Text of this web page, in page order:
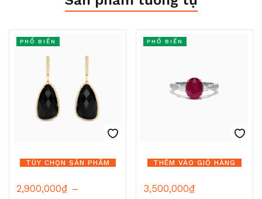
TÙY CHỌN SẢN PHẨM
PHỔ BIẾN
2,900,000₫ –
THÊM VÀO GIỎ HÀNG
PHỔ BIẾN
3,500,000₫